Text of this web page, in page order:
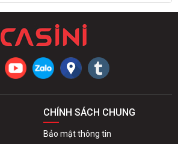
CHÍNH SÁCH CHUNG
Bảo mật thông tin